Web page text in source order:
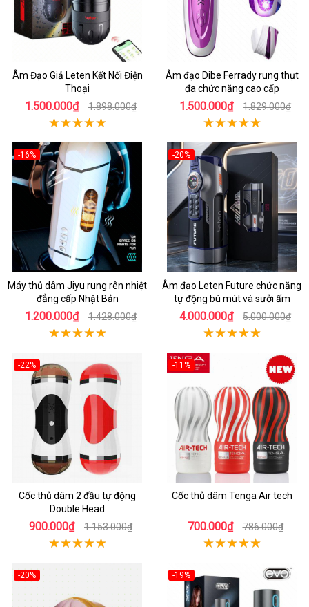
Âm Đạo Giả Leten Kết Nối Điện
Thoại
1.500.000₫ 1.898.000₫
Âm đạo Dibe Ferrady rung thụt
đa chức năng cao cấp
1.500.000₫ 1.829.000₫
-16%
Máy thủ dâm Jiyu rung rên nhiệt
đẳng cấp Nhật Bản
1.200.000₫ 1.428.000₫
-20%
Âm đạo Leten Future chức năng
tự động bú mút và sưởi ấm
4.000.000₫ 5.000.000₫
-22%
Cốc thủ dâm 2 đầu tự động
Double Head
900.000₫ 1.153.000₫
-11%
Cốc thủ dâm Tenga Air tech
700.000₫ 786.000₫
-20% -19%